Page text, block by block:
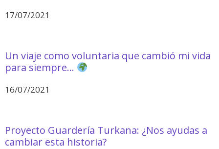
17/07/2021
Un viaje como voluntaria que cambió mi vida
para siempre…
16/07/2021
Proyecto Guardería Turkana: ¿Nos ayudas a
cambiar esta historia?